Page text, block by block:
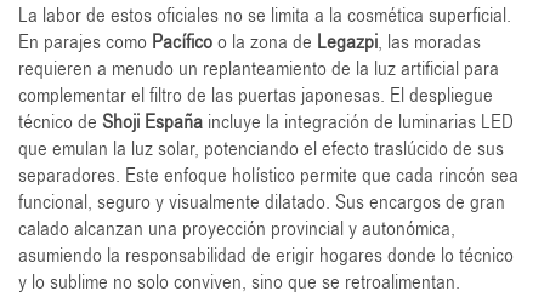
La labor de estos oficiales no se limita a la cosmética superficial.
En parajes como Pacíficoo la zona de Legazpi, las moradas
requieren a menudo un replanteamiento de la luz artificial para
complementar el filtro de las puertas japonesas. El despliegue
técnico de Shoji España incluye la integración de luminarias LED
que emulan la luz solar, potenciando el efecto traslúcido de sus
separadores. Este enfoque holístico permite que cada rincón sea
funcional, seguro y visualmente dilatado. Sus encargos de gran
calado alcanzan una proyección provincial y autonómica,
asumiendo la responsabilidad de erigir hogares donde lo técnico
y lo sublime no solo conviven, sino que se retroalimentan.